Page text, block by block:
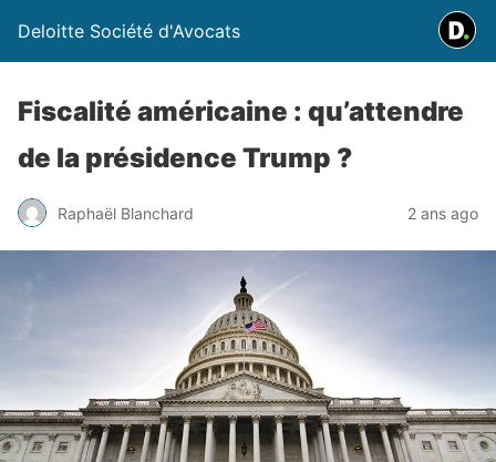
Deloitte Société d'Avocats
Fiscalité américaine : qu’attendre
de la présidence Trump ?
Raphaël Blanchard 2 ans ago